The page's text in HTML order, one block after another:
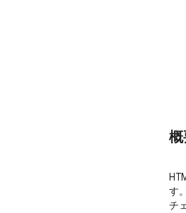
す
チ